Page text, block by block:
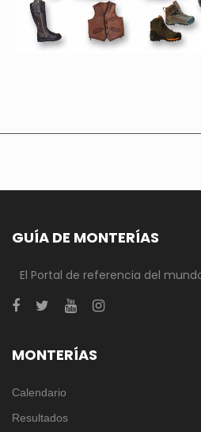
GUÍA DE MONTERÍAS
El Portal de referencia del
MONTERÍAS
Calendario
Resultados